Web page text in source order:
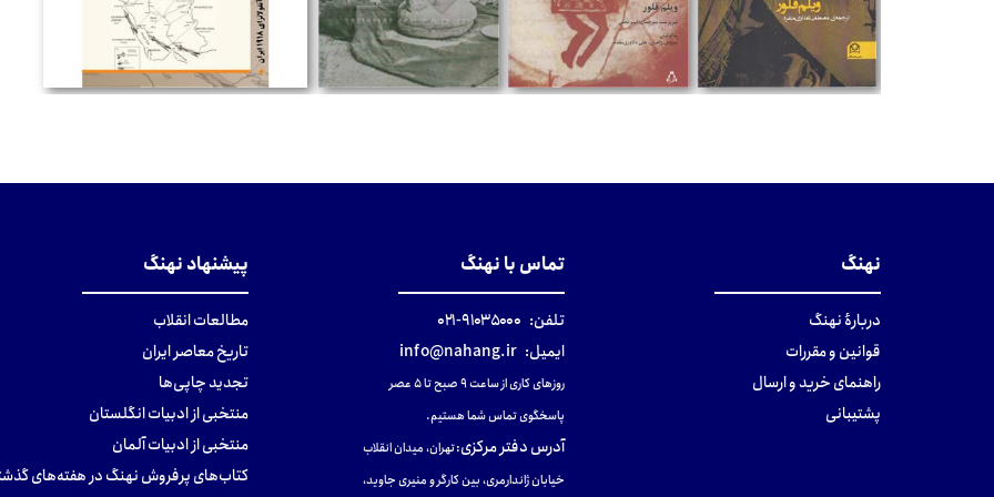
نهنگ
دربارهٔ نهنگ
قوانین و مقررات
راهنمای خرید و ارسال
پشتیبانی
تماس با نهنگ
تلفن: ۹۱۰۳۵۰۰۰-۰۲۱
ایمیل: info@nahang.ir
روزهای کاری از ساعت ۹ صبح تا ۵ عصر
پاسخگوی تماس شما هستیم.
آدرس دفتر مرکزی:تهران، میدان انقلاب
خیابان ژاندارمری، بین کارگر و منیری جاوید،
پیشنهاد نهنگ
مطالعات انقلاب
تاریخ معاصر ایران
تجدید چاپی‌ها
منتخبی از ادبیات انگلستان
منتخبی از ادبیات آلمان
کتاب‌های پرفروش نهنگ در هفته‌های